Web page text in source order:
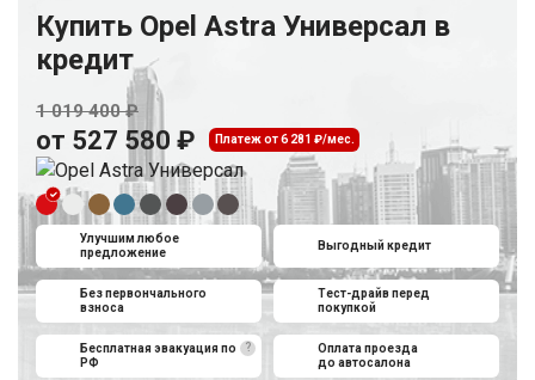
Кредит и рассрочка
Акции
Такси в кредит
Подбор авто
Спецпредложения
Отзывы
Контакты
Каталог автомобилей
Авто с пробегом
Купить Opel Astra Универсал в
кредит
1 019 400 ₽
от 527 580 ₽ Платеж от 6 281 ₽/мес.
Улучшим любое
предложение
Без первончального
взноса
Выгодный кредит
Тест-драйв перед
покупкой
?
Бесплатная эвакуация по
РФ
Оплата проезда
до автосалона